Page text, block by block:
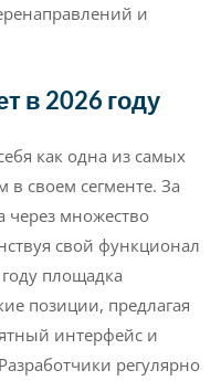
и
в 2026 году
как одна из самых
своем сегменте. За
через множество
свой функционал
площадка
позиции, предлагая
интерфейс и
регулярно